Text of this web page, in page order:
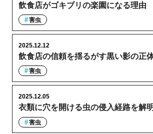
飲食店がゴキブリの楽園になる理由
害虫
飲食店の信頼を揺るがす黒い影の正
2025.12.12
害虫
衣類に穴を開ける虫の侵入経路を解
2025.12.05
害虫